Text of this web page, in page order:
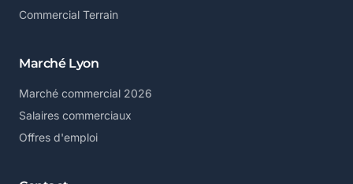
Commercial Terrain
Marché Lyon
Marché commercial 2026
Salaires commerciaux
Offres d'emploi